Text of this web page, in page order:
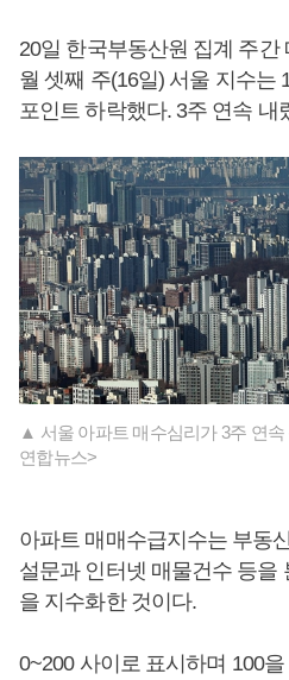
20일 한국부동산원 집계 주간
월 셋째 주(16일) 서울 지수는
포인트 하락했다. 3주 연속 내
▲ 서울 아파트 매수심리가 3주 연
연합뉴스>
아파트 매매수급지수는 부동
설문과 인터넷 매물건수 등을
을 지수화한 것이다.
0~200 사이로 표시하며 100